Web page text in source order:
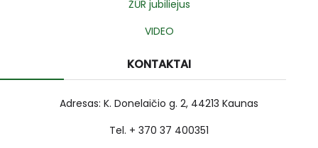
ŽŪR jubiliejus
VIDEO
KONTAKTAI
Adresas: K. Donelaičio g. 2, 44213 Kaunas
Tel. + 370 37 400351